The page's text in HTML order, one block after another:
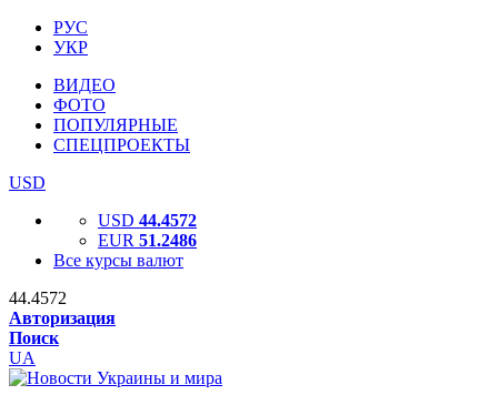
РУС
УКР
ВИДЕО
ФОТО
ПОПУЛЯРНЫЕ
СПЕЦПРОЕКТЫ
USD
USD 44.4572
EUR 51.2486
Все курсы валют
44.4572
Авторизация
Поиск
UA